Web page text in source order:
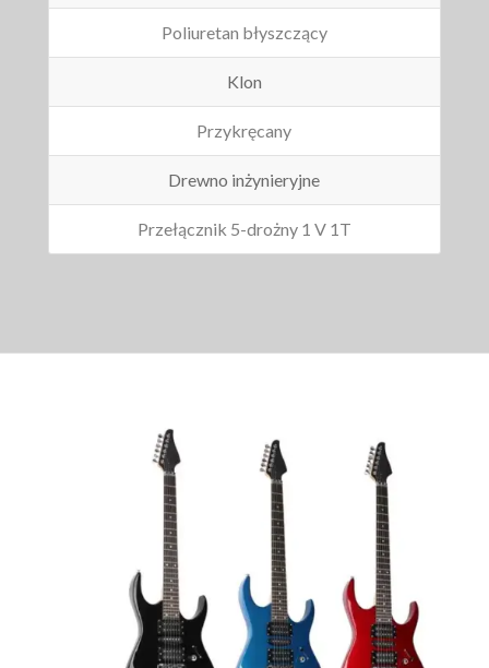
Poliuretan błyszczący
Klon
Przykręcany
Drewno inżynieryjne
Przełącznik 5-drożny 1 V 1T